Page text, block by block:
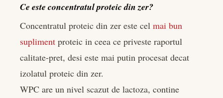
Ce este concentratul proteic din zer?
Concentratul proteic din zer este cel mai bun
supliment proteic in ceea ce priveste raportul
calitate-pret, desi este mai putin procesat decat
izolatul proteic din zer.
WPC are un nivel scazut de lactoza, contine